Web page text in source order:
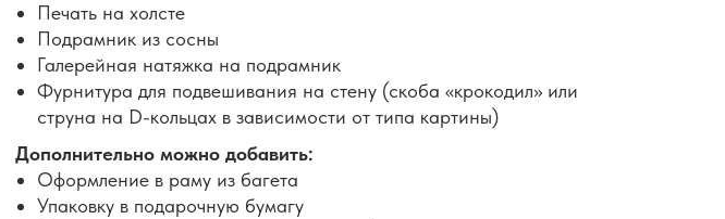
Печать на холсте
Подрамник из сосны
Галерейная натяжка на подрамник
Фурнитура для подвешивания на стену (скоба «крокодил» или
струна на D-кольцах в зависимости от типа картины)
Дополнительно можно добавить:
Оформление в раму из багета
Упаковку в подарочную бумагу